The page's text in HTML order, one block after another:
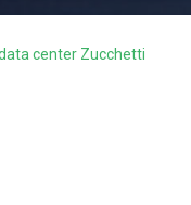
center Zucchetti